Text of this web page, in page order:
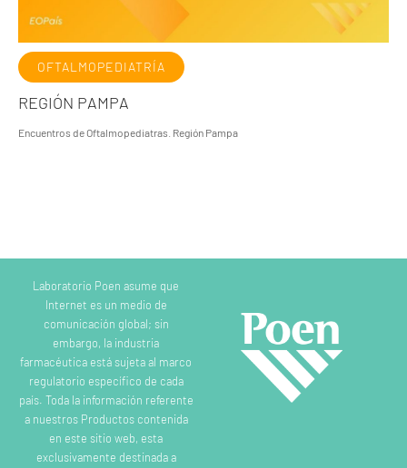
OFTALMOPEDIATRÍA
REGIÓN PAMPA
Encuentros de Oftalmopediatras. Región Pampa
Laboratorio Poen asume que
Internet es un medio de
comunicación global; sin
embargo, la industria
farmacéutica está sujeta al marco
regulatorio específico de cada
país. Toda la información referente
a nuestros Productos contenida
en este sitio web, esta
exclusivamente destinada a